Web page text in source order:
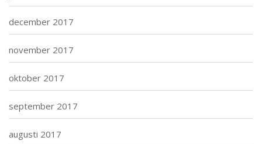
december 2017
november 2017
oktober 2017
september 2017
augusti 2017